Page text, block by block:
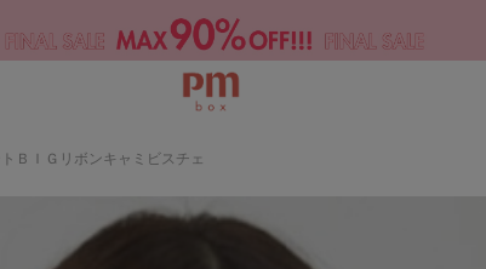
ＢＩＧリボンキャミビスチェ